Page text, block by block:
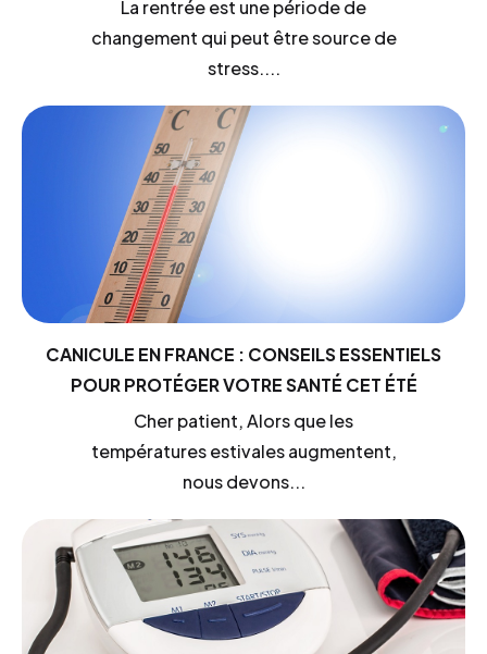
La rentrée est une période de
changement qui peut être source de
stress....
CANICULE EN FRANCE : CONSEILS ESSENTIELS
POUR PROTÉGER VOTRE SANTÉ CET ÉTÉ
Cher patient, Alors que les
températures estivales augmentent,
nous devons...